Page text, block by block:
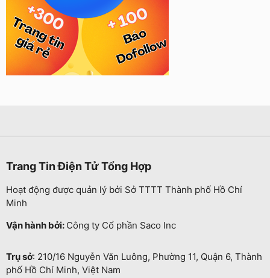
Trang Tin Điện Tử Tổng Hợp
Hoạt động được quản lý bởi Sở TTTT Thành phố Hồ Chí
Minh
Vận hành bởi: Công ty Cổ phần Saco Inc
Trụ sở: 210/16 Nguyễn Văn Luông, Phường 11, Quận 6, Thành
phố Hồ Chí Minh, Việt Nam